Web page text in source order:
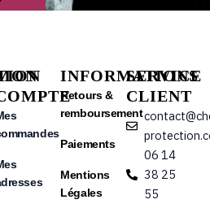
INFORMATIONS
Retours &
remboursement
Paiements
Mentions
Légales
SERVICE
CLIENT
06 14
38 25
55